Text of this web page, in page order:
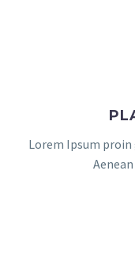
Lorem Ipsum